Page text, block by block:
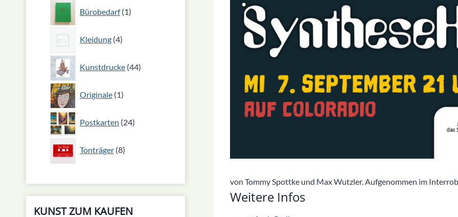
Weitere Infos
von Tommy Spottke und Max Wutzler. Aufgenommen im
Bürobedarf 1
1
Produkt
Kleidung 4
4
Produkte
Kunstdrucke 44
44
Produkte
Originale 1
1
Produkt
Postkarten 24
24
Produkte
Tonträger 8
8
Produkte
KUNST ZUM KAUFEN